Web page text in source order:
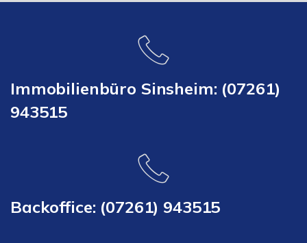
Immobilienbüro Sinsheim: (07261)
943515
Backoffice: (07261) 943515